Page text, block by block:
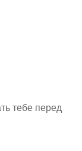
тебе перед